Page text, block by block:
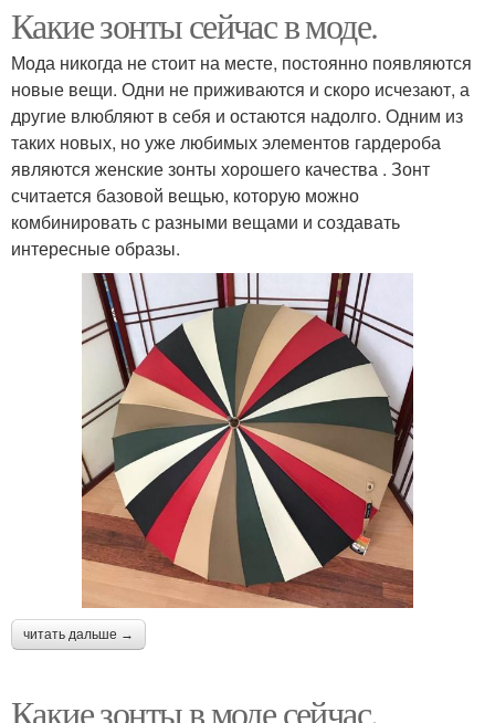
Какие зонты сейчас в моде.
Мода никогда не стоит на месте, постоянно появляются
новые вещи. Одни не приживаются и скоро исчезают, а
другие влюбляют в себя и остаются надолго. Одним из
таких новых, но уже любимых элементов гардероба
являются женские зонты хорошего качества . Зонт
считается базовой вещью, которую можно
комбинировать с разными вещами и создавать
интересные образы.
читать дальше →
Какие зонты в моде сейчас.